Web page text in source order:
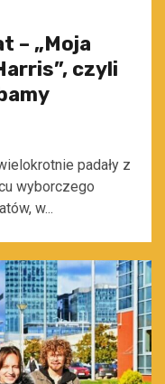
– „Moja
czyli
padały z
wyborczego
w...